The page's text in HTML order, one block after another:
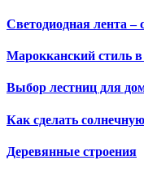
Светодиодная лента –
Марокканский стиль
Выбор лестниц для
Как сделать
Деревянные строения